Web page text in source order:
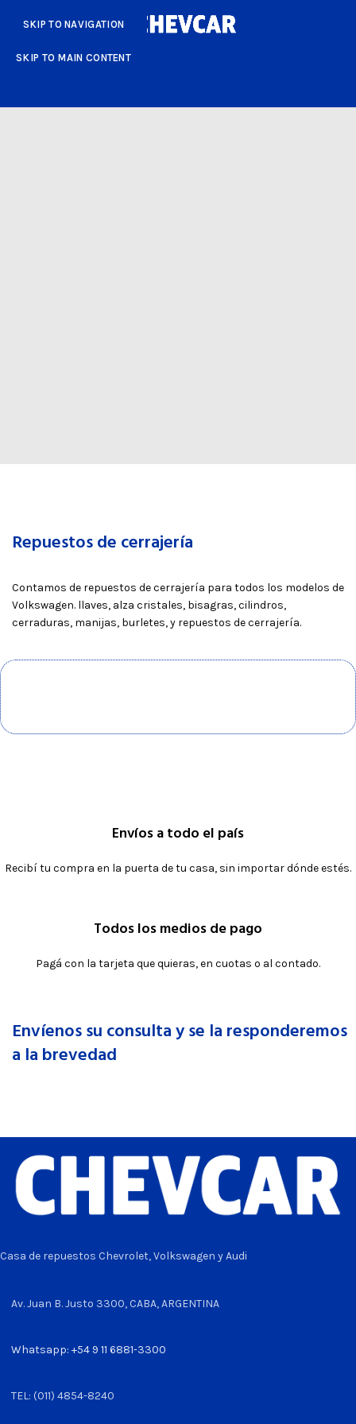
SKIP TO NAVIGATION
SKIP TO MAIN CONTENT
Repuestos de cerrajería
Contamos de repuestos de cerrajería para todos los modelos de
Volkswagen. llaves, alza cristales, bisagras, cilindros,
cerraduras, manijas, burletes, y repuestos de cerrajería.
Envíos a todo el país
Recibí tu compra en la puerta de tu casa, sin importar dónde estés.
Todos los medios de pago
Pagá con la tarjeta que quieras, en cuotas o al contado.
Envíenos su consulta y se la responderemos
a la brevedad
Casa de repuestos Chevrolet, Volkswagen y Audi
Av. Juan B. Justo 3300, CABA, ARGENTINA
Whatsapp: +54 9 11 6881-3300
TEL: (011) 4854-8240